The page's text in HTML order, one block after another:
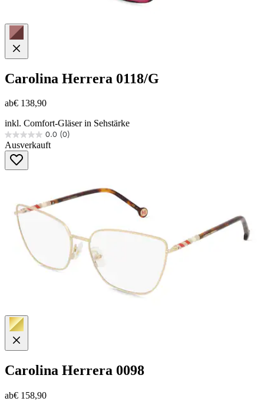
Carolina Herrera 0118/G
ab€ 138,90
inkl. Comfort-Gläser in Sehstärke
0.0 (0)
0.0
von
Sternen.
Ausverkauft
Carolina Herrera 0098
ab€ 158,90